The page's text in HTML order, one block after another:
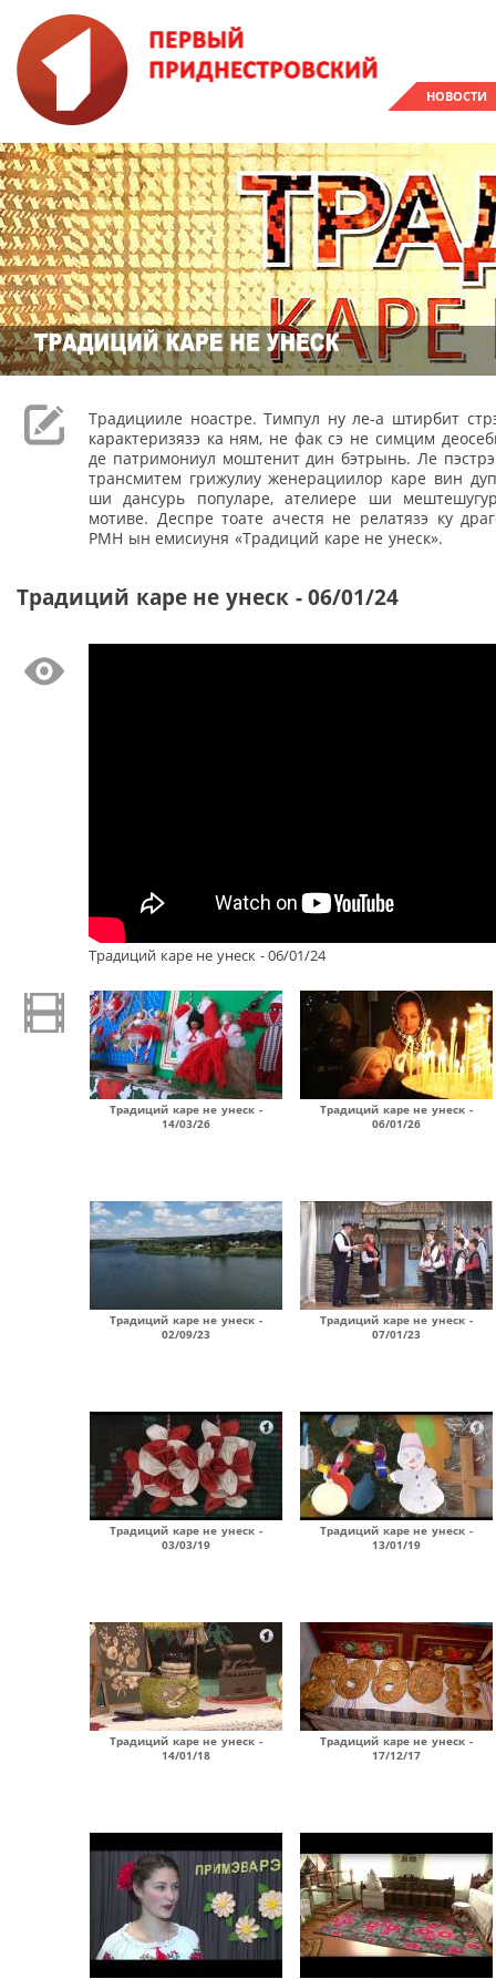
НОВОСТИ
Традицииле ноастре. Тимпул ну ле-а штирбит
карактеризязэ ка ням, не фак сэ не симцим
де патримониул моштенит дин бэтрынь. Ле
трансмитем грижулиу женерациилор каре вин
ши дансурь популаре, ателиере ши
мотиве. Деспре тоате ачестя не релатязэ ку
РМН ын емисиуня «Традиций каре не унеск».
Традиций каре не унеск - 06/01/24
Традиций каре не унеск - 06/01/24
Традиций каре не унеск -
14/03/26
Традиций каре не унеск -
06/01/26
Традиций каре не унеск -
02/09/23
Традиций каре не унеск -
07/01/23
Традиций каре не унеск -
03/03/19
Традиций каре не унеск -
13/01/19
Традиций каре не унеск -
14/01/18
Традиций каре не унеск -
17/12/17